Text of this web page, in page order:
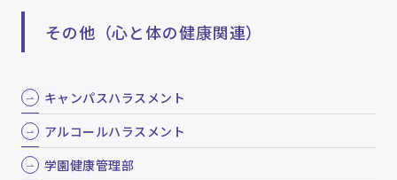
その他（心と体の健康関連）
キャンパスハラスメント
アルコールハラスメント
学園健康管理部